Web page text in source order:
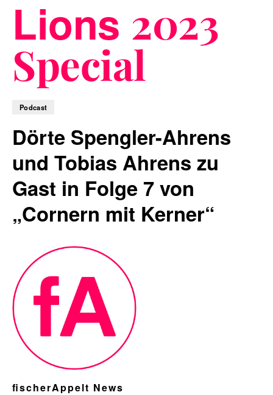
Blog
Nachhaltigkeit
f_LAB
Kontakt
English
Lions 2023
Special
Podcast
Dörte Spengler-Ahrens
und Tobias Ahrens zu
Gast in Folge 7 von
„Cornern mit Kerner“
fischerAppelt News